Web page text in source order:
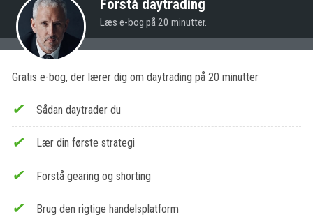
Forstå daytrading
Læs e-bog på 20 minutter.
Gratis e-bog, der lærer dig om daytrading på 20 minutter
Sådan daytrader du
Lær din første strategi
Forstå gearing og shorting
Brug den rigtige handelsplatform